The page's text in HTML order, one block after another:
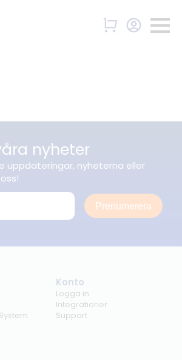
nyheter
uppdateringar, nyheterna eller
Prenumerera
Konto
Logga in
Integrationer
Support